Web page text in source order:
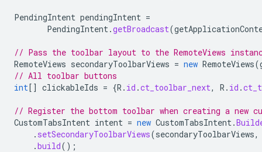
PendingIntent pendingIntent =
PendingIntent .getBroadcast(
// Pass the toolbar layout to the RemoteViews
RemoteViews secondaryToolbarViews = new RemoteViews(
// All toolbar buttons
int[] clickableIds = {R . id .ct_toolbar_next, R . id .
// Register the bottom toolbar when creating a new
CustomTabsIntent intent = new CustomTabsIntent .
. setSecondaryToolbarViews(secondaryToolbarViews,
.build();